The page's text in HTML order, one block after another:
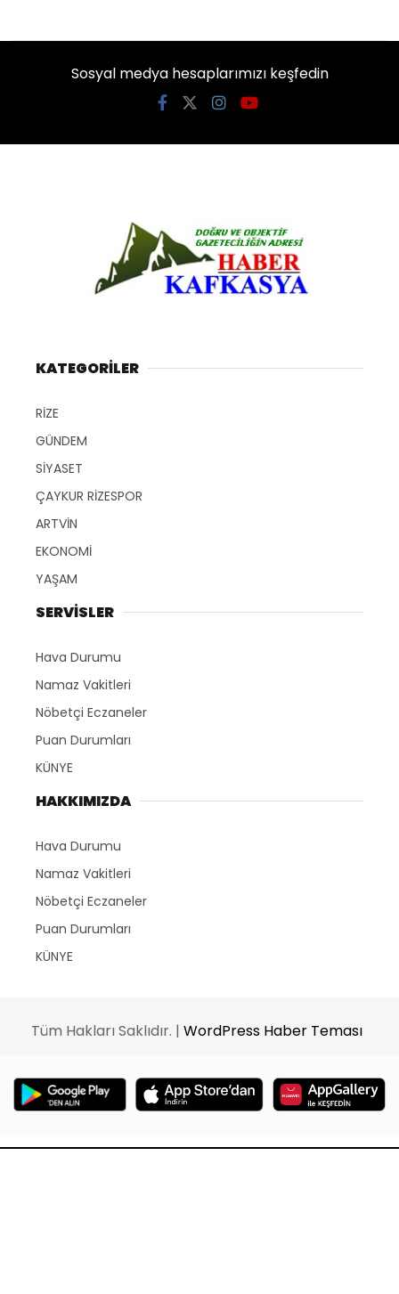
Sosyal medya hesaplarımızı keşfedin
KATEGORİLER
RİZE
GÜNDEM
SİYASET
ÇAYKUR RİZESPOR
ARTVİN
EKONOMİ
YAŞAM
SERVİSLER
Hava Durumu
Namaz Vakitleri
Nöbetçi Eczaneler
Puan Durumları
KÜNYE
HAKKIMIZDA
Hava Durumu
Namaz Vakitleri
Nöbetçi Eczaneler
Puan Durumları
KÜNYE
Tüm Hakları Saklıdır. | WordPress Haber Teması